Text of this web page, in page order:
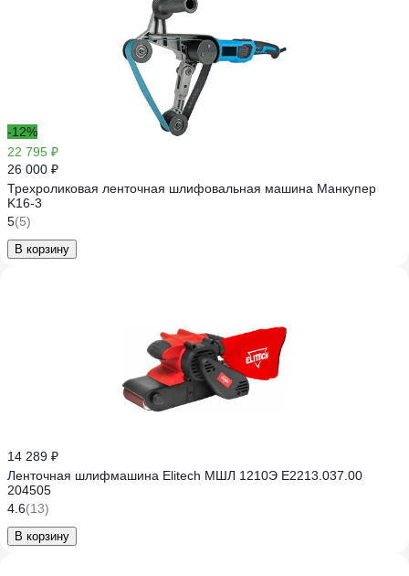
-12%
22 795 ₽
26 000 ₽
Трехроликовая ленточная шлифовальная машина Манкупер
K16-3
5(5)
В корзину
14 289 ₽
Ленточная шлифмашина Elitech МШЛ 1210Э E2213.037.00
204505
4.6(13)
В корзину